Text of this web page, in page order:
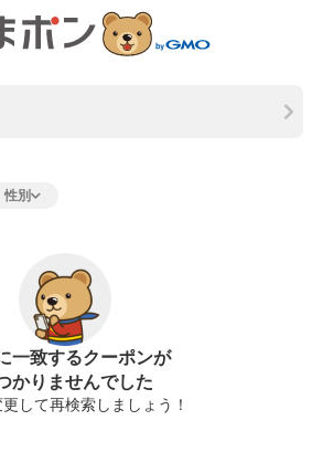
性別
一致するクーポンが
かりませんでした
して再検索しましょう！